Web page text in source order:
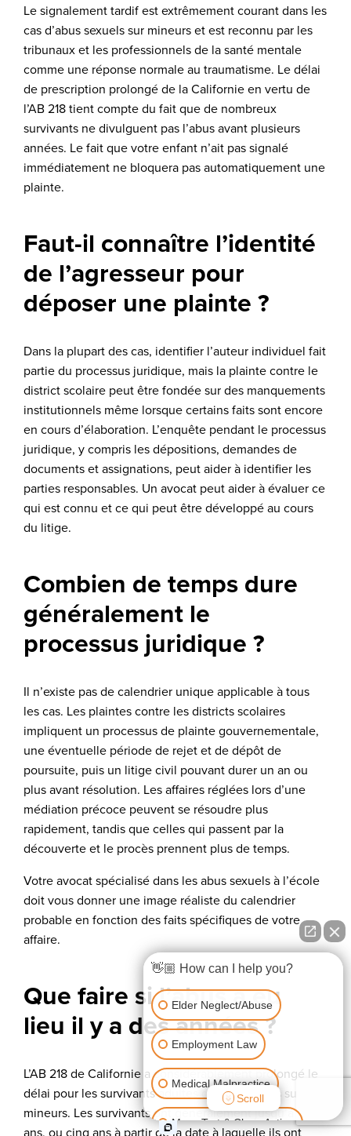
Le signalement tardif est extrêmement courant dans les
cas d’abus sexuels sur mineurs et est reconnu par les
tribunaux et les professionnels de la santé mentale
comme une réponse normale au traumatisme. Le délai
de prescription prolongé de la Californie en vertu de
l’AB 218 tient compte du fait que de nombreux
survivants ne divulguent pas l’abus avant plusieurs
années. Le fait que votre enfant n’ait pas signalé
immédiatement ne bloquera pas automatiquement une
plainte.
Faut-il connaître l’identité
de l’agresseur pour
déposer une plainte ?
Dans la plupart des cas, identifier l’auteur individuel fait
partie du processus juridique, mais la plainte contre le
district scolaire peut être fondée sur des manquements
institutionnels même lorsque certains faits sont encore
en cours d’élaboration. L’enquête pendant le processus
juridique, y compris les dépositions, demandes de
documents et assignations, peut aider à identifier les
parties responsables. Un avocat peut aider à évaluer ce
qui est connu et ce qui peut être développé au cours
du litige.
Combien de temps dure
généralement le
processus juridique ?
Il n’existe pas de calendrier unique applicable à tous
les cas. Les plaintes contre les districts scolaires
impliquent un processus de plainte gouvernementale,
une éventuelle période de rejet et de dépôt de
poursuite, puis un litige civil pouvant durer un an ou
plus avant résolution. Les affaires réglées lors d’une
médiation précoce peuvent se résoudre plus
rapidement, tandis que celles qui passent par la
découverte et le procès prennent plus de temps.
Votre avocat spécialisé dans les abus sexuels à l’école
doit vous donner une image réaliste du calendrier
probable en fonction des faits spécifiques de votre
affaire.
Que faire si l’abus a eu
lieu il y a des années ?
L’AB 218 de Californie a considérablement prolongé le
délai pour les survivants adultes d’abus sexuels sur
mineurs. Les survivants ont généralement jusqu’à 40
👋🏼 How can I help you?
Elder Neglect/Abuse
Employment Law
Medical Malpractice
Mass Tort & Class Action
Scroll